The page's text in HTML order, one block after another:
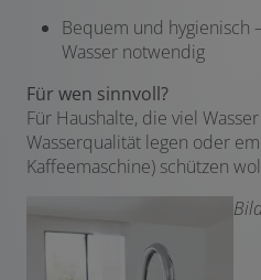
Bequem und hygienisch
Wasser notwendig
Für wen sinnvoll?
Für Haushalte, die viel
Wasserqualität legen oder
Kaffeemaschine) schützen